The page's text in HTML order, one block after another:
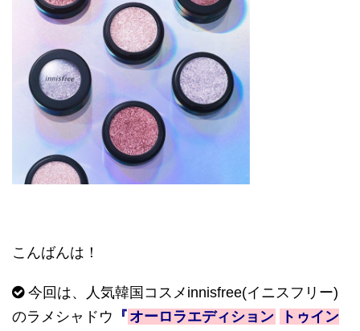
こんばんは！
今回は、人気韓国コスメ innisfree(イニスフリー)
のラメシャドウ 『 オーロラエディション
トゥイン